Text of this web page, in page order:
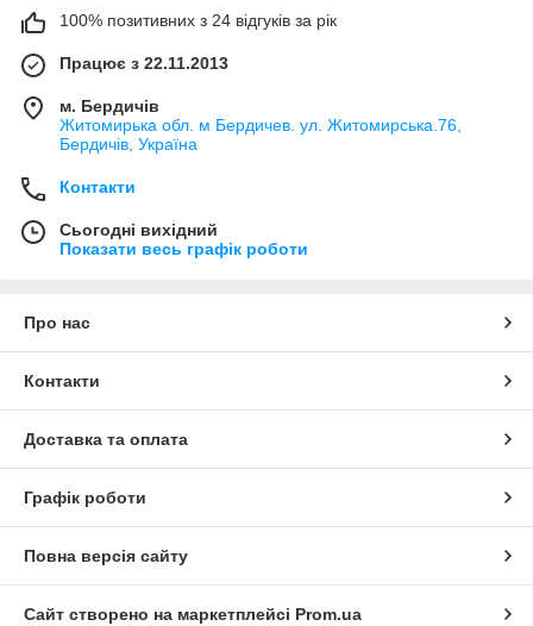
100% позитивних з 24 відгуків за рік
Працює з 22.11.2013
м. Бердичів
Житомирька обл. м Бердичев. ул. Житомирська.76,
Бердичів, Україна
Контакти
Сьогодні вихідний
Показати весь графік роботи
Про нас
Контакти
Доставка та оплата
Графік роботи
Повна версія сайту
Сайт створено на маркетплейсі Prom.ua